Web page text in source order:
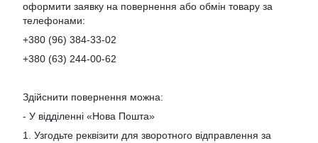
оформити заявку на повернення або обмін товару за
телефонами:
+380 (96) 384-33-02
+380 (63) 244-00-62
Здійснити повернення можна:
- У відділенні «Нова Пошта»
1. Узгодьте реквізити для зворотного відправлення за